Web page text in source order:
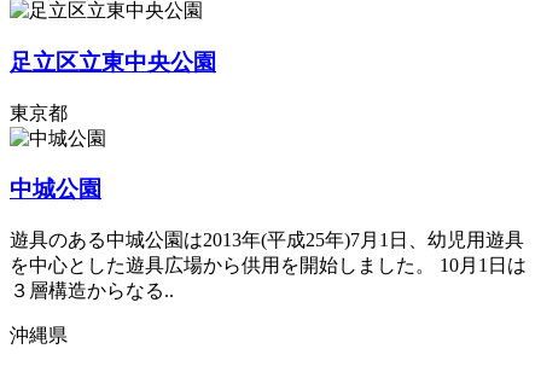
足立区立東中央公園
東京都
中城公園
遊具のある中城公園は2013年(平成25年)7月1日、幼児用遊具
を中心とした遊具広場から供用を開始しました。 10月1日は
３層構造からなる..
沖縄県